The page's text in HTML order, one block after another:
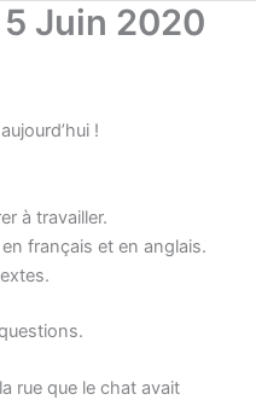
5 Juin 2020
!
à travailler.
en français et en anglais.
rue que le chat avait